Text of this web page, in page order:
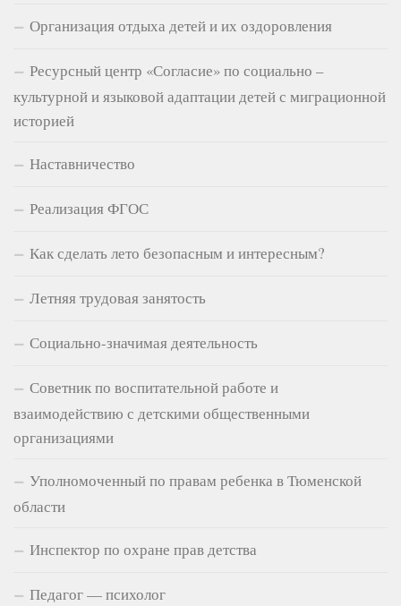
Организация отдыха детей и их оздоровления
Ресурсный центр «Согласие» по социально –
культурной и языковой адаптации детей с миграционной
историей
Наставничество
Реализация ФГОС
Как сделать лето безопасным и интересным?
Летняя трудовая занятость
Социально-значимая деятельность
Советник по воспитательной работе и
взаимодействию с детскими общественными
организациями
Уполномоченный по правам ребенка в Тюменской
области
Инспектор по охране прав детства
Педагог — психолог